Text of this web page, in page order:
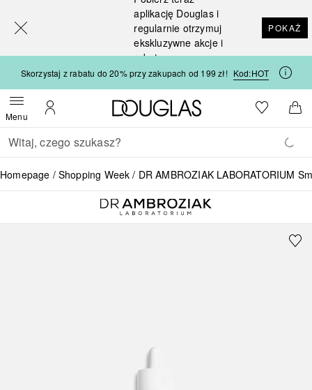
aplikację Douglas i
regularnie otrzymuj
ekskluzywne akcje i
rabaty
POKAŻ
Skorzystaj z rabatu do 20% przy zakupach od 199 zł! Kod:HOT
MenuOtwórz menuMoje konto
Strona główna Douglas
Do listyDo
Wracać
Wykonaj wyszukiwanie
Homepage Shopping Week DR AMBROZIAK LABORATORIUM
[navigation.slideout.screenreader]